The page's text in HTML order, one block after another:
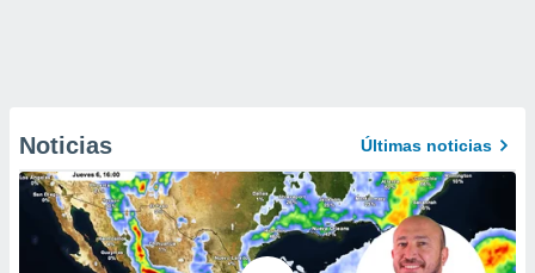
Noticias Últimas noticias